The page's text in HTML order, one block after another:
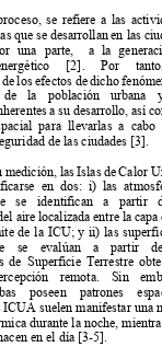
se refiere a las
que se desarrollan en las c
una parte, a la
[2]. Por
de los efectos de dicho
de la población urbana
a su desarrollo, así
para llevarlas a cabo
de las ciudades [3].
medición, las Islas de Calor
en dos: i) las
se identifican a partir
airelocalizada entre la capa
de la ICU; y ii) las
se evalúan a partir
de Superficie Terrestre
remota. Sin
poseen patrones
suelen manifestar una
durante la noche,
en el día [3-5].